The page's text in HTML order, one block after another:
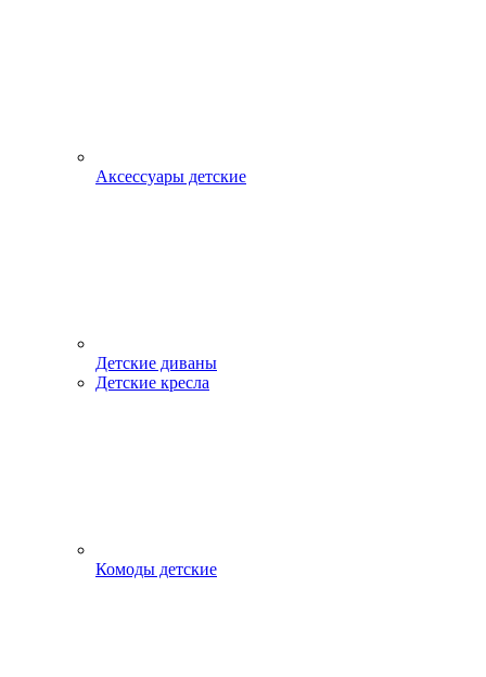
Аксессуары детские
Детские диваны
Детские кресла
Комоды детские